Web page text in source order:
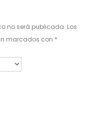
no será publicada. Los
marcados con *